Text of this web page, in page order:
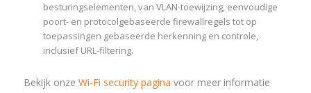
besturingselementen, van VLAN-toewijzing, eenvoudige
poort- en protocolgebaseerde firewallregels tot op
toepassingen gebaseerde herkenning en controle,
inclusief URL-filtering.
Bekijk onze Wi-Fi security pagina voor meer informatie